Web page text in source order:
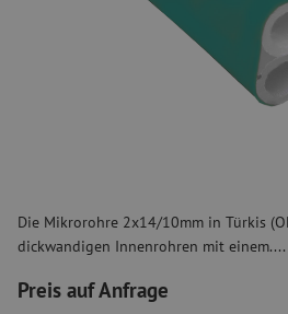
Die Mikrorohre 2x14/10mm in Türkis
dickwandigen Innenrohren mit einem....
Preis auf Anfrage